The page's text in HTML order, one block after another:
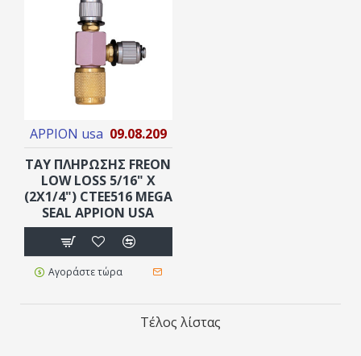
APPION usa 09.08.209
ΤΑΥ ΠΛΗΡΩΣΗΣ FREON
LOW LOSS 5/16" X
(2X1/4") CTEE516 MEGA
SEAL APPION USA
Αγοράστε τώρα
Τέλος λίστας